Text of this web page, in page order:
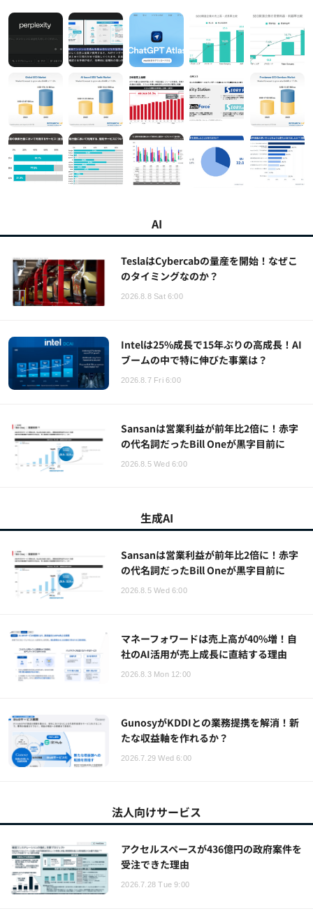
AI
TeslaはCybercabの量産を開始！なぜこ
のタイミングなのか？
2026.8.8 Sat 6:00
Intelは25%成長で15年ぶりの高成長！AI
ブームの中で特に伸びた事業は？
2026.8.7 Fri 6:00
Sansanは営業利益が前年比2倍に！赤字
の代名詞だったBill Oneが黒字目前に
2026.8.5 Wed 6:00
生成AI
Sansanは営業利益が前年比2倍に！赤字
の代名詞だったBill Oneが黒字目前に
2026.8.5 Wed 6:00
マネーフォワードは売上高が40%増！自
社のAI活用が売上成長に直結する理由
2026.8.3 Mon 12:00
GunosyがKDDIとの業務提携を解消！新
たな収益軸を作れるか？
2026.7.29 Wed 6:00
法人向けサービス
アクセルスペースが436億円の政府案件を
受注できた理由
2026.7.28 Tue 9:00